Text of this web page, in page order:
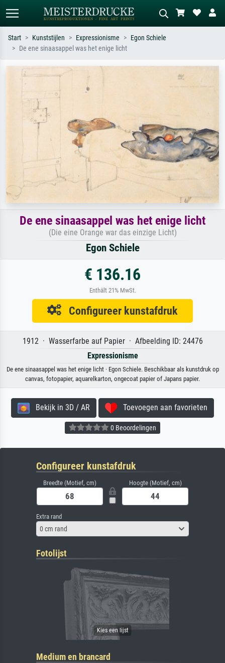
Zoek op kunstenaar, titel of stijl – bijv.
Monet, Sterrennacht, impressionisme,
Hokusai-golf, naakt.
Beschrijf de scène – bijv. groene
Start Kunststijlen Expressionisme
Egon Schiele
De ene sinaasappel was het enige licht
De ene sinaasappel was het enige licht
(Die eine Orange war das einzige Licht)
Egon Schiele
€ 136.16
Enthält 21% MwSt.
Configureer kunstafdruk
1912 · Wasserfarbe auf Papier · Afbeelding ID: 24476
Expressionisme
De ene sinaasappel was het enige licht · Egon Schiele. Beschikbaar als kunstdruk op
canvas, fotopapier, aquarelkarton, ongecoat papier of Japans papier.
Bekijk in 3D / AR Toevoegen aan favorieten
0 Beoordelingen
Configureer kunstafdruk
Breedte (Motief, cm) Hoogte (Motief, cm)
Extra rand
0 cm rand
Fotolijst
Medium en brancard